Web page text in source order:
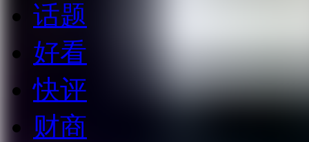
话题
好看
快评
财商